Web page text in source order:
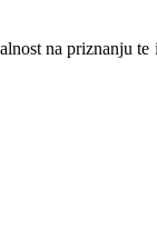
na priznanju te